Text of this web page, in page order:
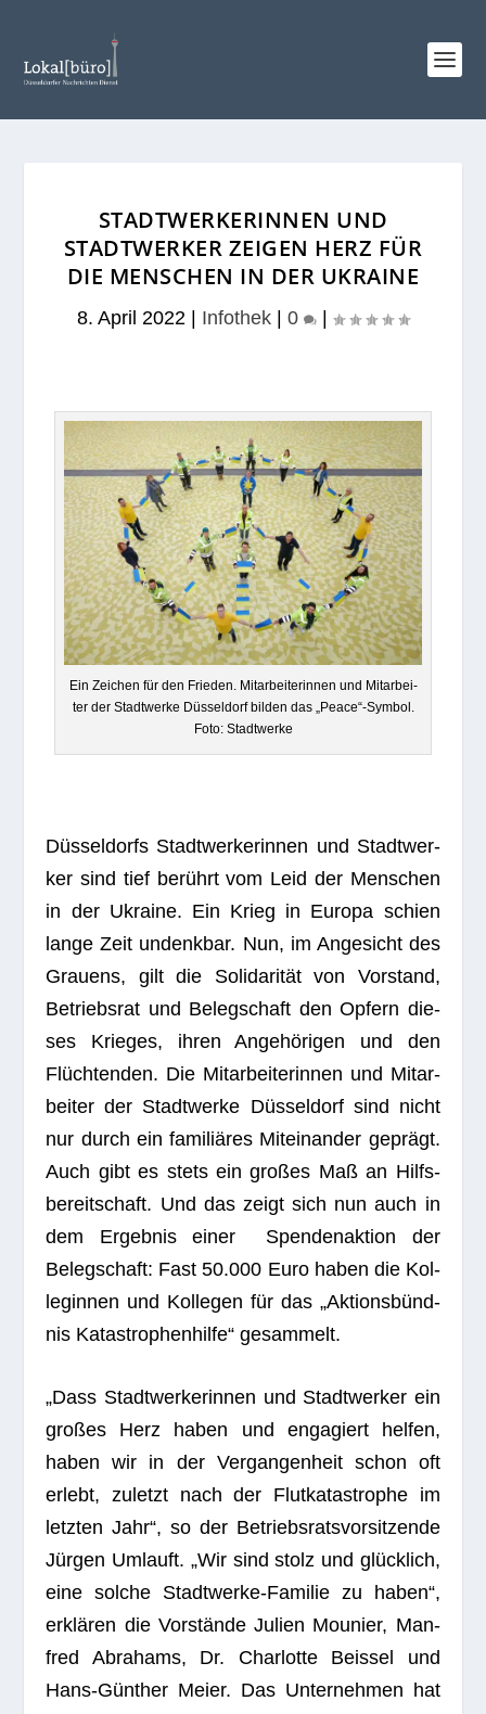
STADTWERKERINNEN UND
STADTWERKER ZEIGEN HERZ FÜR
DIE MENSCHEN IN DER UKRAINE
8. April 2022 Infothek 0
Ein Zei­chen für den Frie­den. Mit­ar­bei­te­rin­nen und Mit­ar­bei­
ter der Stadt­werke Düs­sel­dorf bil­den das „Peace“-Symbol.
Foto: Stadtwerke
Düs­sel­dorfs Stadt­wer­ke­rin­nen und Stadt­wer­
ker sind tief berührt vom Leid der Men­schen
in der Ukraine. Ein Krieg in Europa schien
lange Zeit undenk­bar. Nun, im Ange­sicht des
Grau­ens, gilt die Soli­da­ri­tät von Vor­stand,
Betriebs­rat und Beleg­schaft den Opfern die­
ses Krie­ges, ihren Ange­hö­ri­gen und den
Flüch­ten­den. Die Mit­ar­bei­te­rin­nen und Mit­ar­
bei­ter der Stadt­werke Düs­sel­dorf sind nicht
nur durch ein fami­liä­res Mit­ein­an­der geprägt.
Auch gibt es stets ein gro­ßes Maß an Hilfs­
be­reit­schaft. Und das zeigt sich nun auch in
dem Ergeb­nis einer Spen­den­ak­tion der
Beleg­schaft: Fast 50.000 Euro haben die Kol­
le­gin­nen und Kol­le­gen für das „Akti­ons­bünd­
nis Kata­stro­phen­hilfe“ gesammelt.
„Dass Stadt­wer­ke­rin­nen und Stadt­wer­ker ein
gro­ßes Herz haben und enga­giert hel­fen,
haben wir in der Ver­gan­gen­heit schon oft
erlebt, zuletzt nach der Flut­ka­ta­stro­phe im
letz­ten Jahr“, so der Betriebs­rats­vor­sit­zende
Jür­gen Umlauft. „Wir sind stolz und glück­lich,
eine sol­che Stadt­werke-Fami­lie zu haben“,
erklä­ren die Vor­stände Julien Mounier, Man­
fred Abra­hams, Dr. Char­lotte Beis­sel und
Hans-Gün­ther Meier. Das Unter­neh­men hat